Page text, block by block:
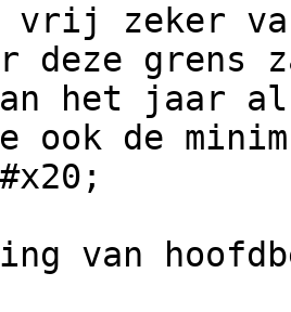
vrij zeker
deze grens
het jaar
ook de
van